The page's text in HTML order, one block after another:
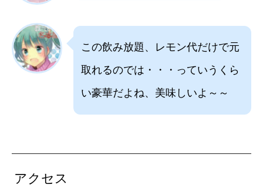
この飲み放題、レモン代だけで元
取れるのでは・・・っていうくら
い豪華だよね、美味しいよ～～
アクセス